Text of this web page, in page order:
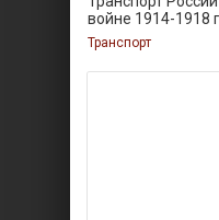
войне 1914-1918
Транспорт